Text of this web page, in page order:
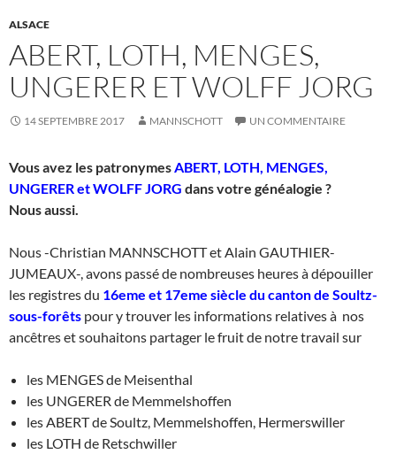
ALSACE
ABERT, LOTH, MENGES,
UNGERER ET WOLFF JORG
14 SEPTEMBRE 2017 MANNSCHOTT UN COMMENTAIRE
Vous avez les patronymesABERT, LOTH, MENGES,
UNGERER et WOLFF JORG dans votre généalogie ?
Nous aussi.
Nous -Christian MANNSCHOTT et Alain GAUTHIER-
JUMEAUX-, avons passé de nombreuses heures à dépouiller
les registres du 16eme et 17eme siècle du canton de Soultz-
sous-forêts pour y trouver les informations relatives à nos
ancêtres et souhaitons partager le fruit de notre travail sur
les MENGES de Meisenthal
les UNGERER de Memmelshoffen
les ABERT de Soultz, Memmelshoffen, Hermerswiller
les LOTH de Retschwiller